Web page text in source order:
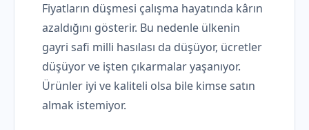
Fiyatların düşmesi çalışma hayatında kârın
azaldığını gösterir. Bu nedenle ülkenin
gayri safi milli hasılası da düşüyor, ücretler
düşüyor ve işten çıkarmalar yaşanıyor.
Ürünler iyi ve kaliteli olsa bile kimse satın
almak istemiyor.